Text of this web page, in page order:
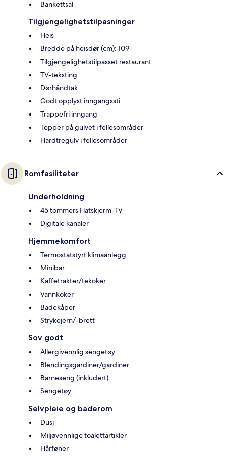
Bankettsal
Tilgjengelighetstilpasninger
Heis
Bredde på heisdør (cm): 109
Tilgjengelighetstilpasset restaurant
TV-teksting
Dørhåndtak
Godt opplyst inngangssti
Trappefri inngang
Tepper på gulvet i fellesområder
Hardtregulv i fellesområder
Romfasiliteter
Underholdning
45 tommers Flatskjerm-TV
Digitale kanaler
Hjemmekomfort
Termostatstyrt klimaanlegg
Minibar
Kaffetrakter/tekoker
Vannkoker
Badekåper
Strykejern/-brett
Sov godt
Allergivennlig sengetøy
Blendingsgardiner/gardiner
Barneseng (inkludert)
Sengetøy
Selvpleie og baderom
Dusj
Miljøvennlige toalettartikler
Hårføner